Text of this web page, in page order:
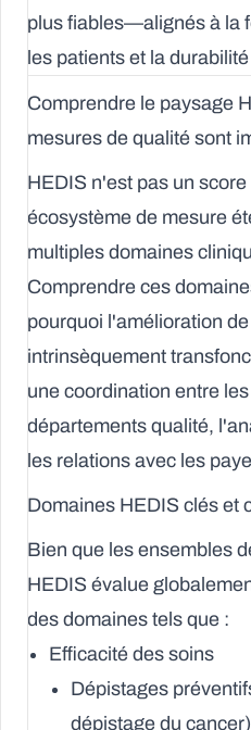
plus fiables—alignés à la
les patients et la
Comprendre le paysage
mesures de qualité sont
HEDIS n'est pas un
écosystème de mesure
multiples domaines
Comprendre ces
pourquoi l'amélioration
intrinsèquement
une coordination entre
départements qualité,
les relations avec les
Domaines HEDIS clés et
Bien que les ensembles
HEDIS évalue
des domaines tels que :
Efficacité des soins
Dépistages
dépistage du cancer)